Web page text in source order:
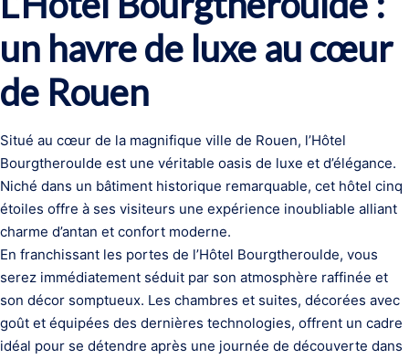
un havre de luxe au cœur
de Rouen
Situé au cœur de la magnifique ville de Rouen, l’Hôtel
Bourgtheroulde est une véritable oasis de luxe et d’élégance.
Niché dans un bâtiment historique remarquable, cet hôtel cinq
étoiles offre à ses visiteurs une expérience inoubliable alliant
charme d’antan et confort moderne.
En franchissant les portes de l’Hôtel Bourgtheroulde, vous
serez immédiatement séduit par son atmosphère raffinée et
son décor somptueux. Les chambres et suites, décorées avec
goût et équipées des dernières technologies, offrent un cadre
idéal pour se détendre après une journée de découverte dans